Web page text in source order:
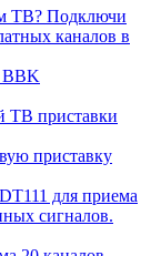
ТВ? Подключи
каналов в
BBK
ТВ приставки
приставку
для приема
сигналов.